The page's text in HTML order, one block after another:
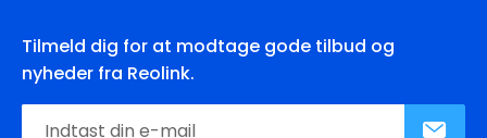
Tilmeld dig for at modtage gode tilbud og
nyheder fra Reolink.